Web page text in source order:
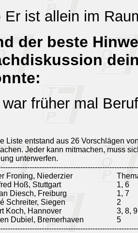
Er ist allein im
der beste
war früher mal
Liste entstand aus 26 Vorschlägen
Jeder kann mitmachen, muss
unterwerfen.
Froning, Niederzier
Hoß, Stuttgart
1, 6
Diesch, Freiburg
1, 7
Schreiter, Siegen
2
Koch, Hannover
3, 8, 9
Dubiel, Bremerhaven
5